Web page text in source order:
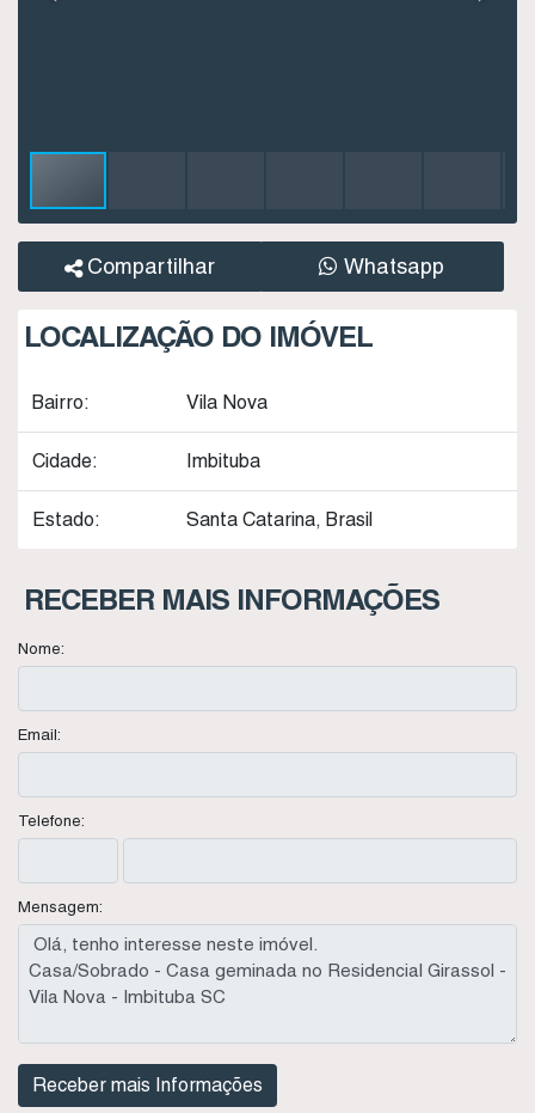
Compartilhar Whatsapp
LOCALIZAÇÃO DO IMÓVEL
Bairro: Vila Nova
Cidade: Imbituba
Estado: Santa Catarina, Brasil
RECEBER MAIS INFORMAÇÕES
Nome:
Email:
Telefone:
Mensagem: